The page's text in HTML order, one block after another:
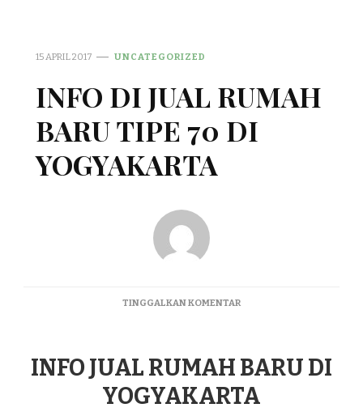
15 APRIL 2017 UNCATEGORIZED
INFO DI JUAL RUMAH
BARU TIPE 70 DI
YOGYAKARTA
TINGGALKAN KOMENTARPADA
RUMAH
BARU
TIPE
INFO JUAL RUMAH BARU DI
YOGYAKARTA